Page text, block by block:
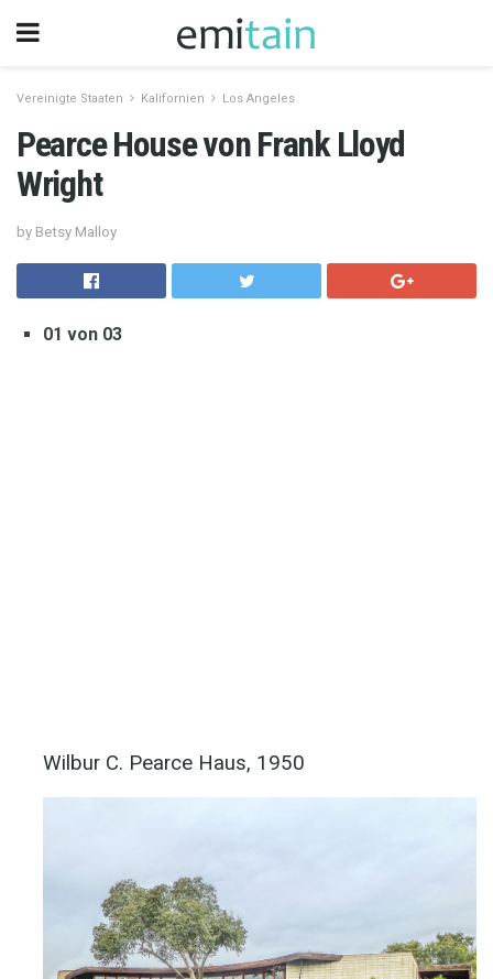
Vereinigte Staaten Kalifornien Los Angeles
Pearce House von Frank Lloyd
Wright
by Betsy Malloy
01 von 03
Wilbur C. Pearce Haus, 1950